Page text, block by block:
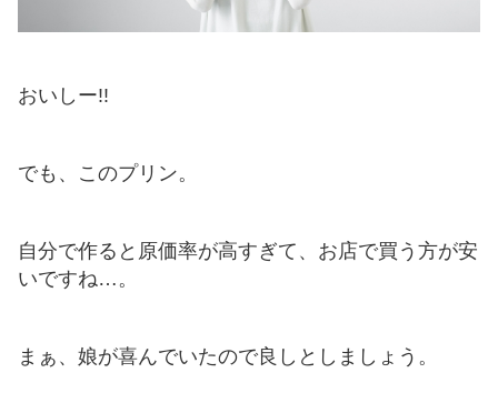
おいしー!!
でも、このプリン。
自分で作ると原価率が高すぎて、お店で買う方が安
いですね…。
まぁ、娘が喜んでいたので良しとしましょう。